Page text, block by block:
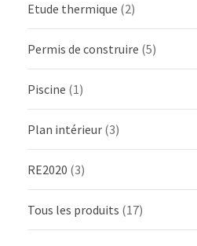
Etude thermique (2)
Permis de construire (5)
Piscine (1)
Plan intérieur (3)
RE2020 (3)
Tous les produits (17)